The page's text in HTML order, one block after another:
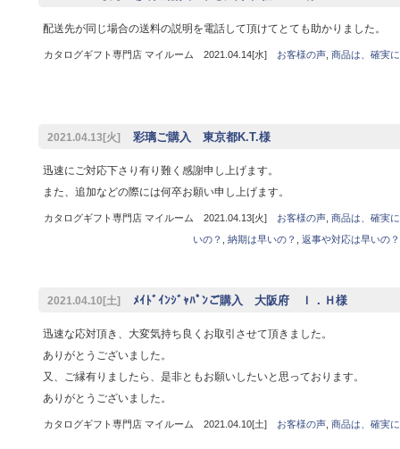
配送先が同じ場合の送料の説明を電話して頂けてとても助かりました。
カタログギフト専門店 マイルーム 2021.04.14[水] お客様の声, 商品は、確実
2021.04.13[火] 彩璃ご購入 東京都K.T.様
迅速にご対応下さり有り難く感謝申し上げます。
また、追加などの際には何卒お願い申し上げます。
カタログギフト専門店 マイルーム 2021.04.13[火] お客様の声, 商品は、確実
いの？
納期は早いの？ 返事や対応は早いの？
2021.04.10[土] ﾒｲﾄﾞｲﾝｼﾞｬﾊﾟﾝご購入 大阪府 Ｉ．Ｈ様
迅速な応対頂き、大変気持ち良くお取引させて頂きました。
ありがとうございました。
又、ご縁有りましたら、是非ともお願いしたいと思っております。
ありがとうございました。
カタログギフト専門店 マイルーム 2021.04.10[土] お客様の声, 商品は、確実